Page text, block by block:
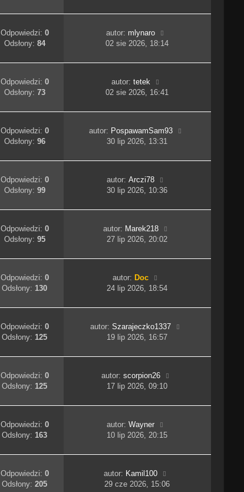
Odpowiedzi: 0
Odsłony: 84
autor: mlynaro
02 sie 2026, 18:14
Odpowiedzi: 0
Odsłony: 73
autor: tetek
02 sie 2026, 16:41
Odpowiedzi: 0
Odsłony: 96
autor: PospawamSam93
30 lip 2026, 13:31
Odpowiedzi: 0
Odsłony: 99
autor:Arczi78
30 lip 2026, 10:36
Odpowiedzi: 0
Odsłony: 95
autor: Marek218
27 lip 2026, 20:02
Odpowiedzi: 0
Odsłony:130
autor: Doc
24 lip 2026, 18:54
Odpowiedzi: 0
Odsłony:125
autor:Szarajeczko1337
19 lip 2026, 16:57
Odpowiedzi: 0
Odsłony:125
autor: scorpion26
17 lip 2026, 09:10
Odpowiedzi: 0
Odsłony:163
autor:Wayner
10 lip 2026, 20:15
Odpowiedzi: 0
Odsłony:205
autor: Kamil100
29 cze 2026, 15:06